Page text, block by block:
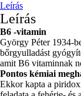
Leírás
Leírás
B6 -vitamin
György Péter 1934-
bőrgyulladást
amit B6 vitaminnak
Pontos kémiai
Ekkor kapta a